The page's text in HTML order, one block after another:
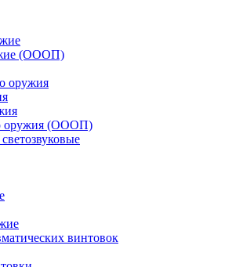
(ОООП)
оружия
оружия (ОООП)
винтовок